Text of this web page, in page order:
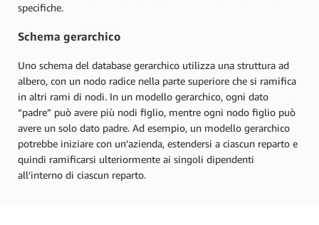
specifiche.
Schema gerarchico
Uno schema del database gerarchico utilizza una struttura ad
albero, con un nodo radice nella parte superiore che si ramifica
in altri rami di nodi. In un modello gerarchico, ogni dato
“padre” può avere più nodi figlio, mentre ogni nodo figlio può
avere un solo dato padre. Ad esempio, un modello gerarchico
potrebbe iniziare con un’azienda, estendersi a ciascun reparto e
quindi ramificarsi ulteriormente ai singoli dipendenti
all’interno di ciascun reparto.